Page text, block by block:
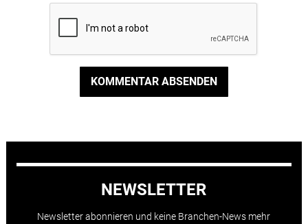
KOMMENTAR ABSENDEN
NEWSLETTER
Newsletter abonnieren und keine Branchen-News mehr